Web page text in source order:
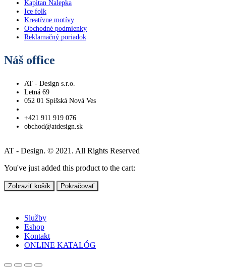
Kapitan Nalepka
Ice folk
Kreatívne motívy
Obchodné podmienky
Reklamačný poriadok
Náš office
AT - Design s.r.o.
Letná 69
052 01 Spišská Nová Ves
+421 911 919 076
obchod@atdesign.sk
AT - Design. © 2021. All Rights Reserved
You've just added this product to the cart:
Zobraziť košík Pokračovať
Služby
Eshop
Kontakt
ONLINE KATALÓG